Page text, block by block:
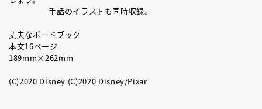
手話のイラストも同時収録。
丈夫なボードブック
本文16ページ
189mm×262mm
(C)2020 Disney (C)2020 Disney/Pixar